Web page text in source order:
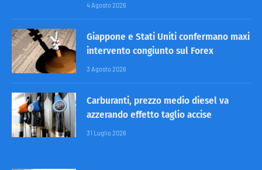
4 Agosto 2026
Giappone e Stati Uniti confermano maxi
intervento congiunto sul Forex
3 Agosto 2026
Carburanti, prezzo medio diesel va
azzerando effetto taglio accise
31 Luglio 2026